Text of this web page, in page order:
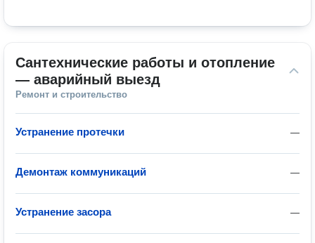
Сантехнические работы и отопление
— аварийный выезд
Ремонт и строительство
—
Устранение протечки
—
Демонтаж коммуникаций
—
Устранение засора